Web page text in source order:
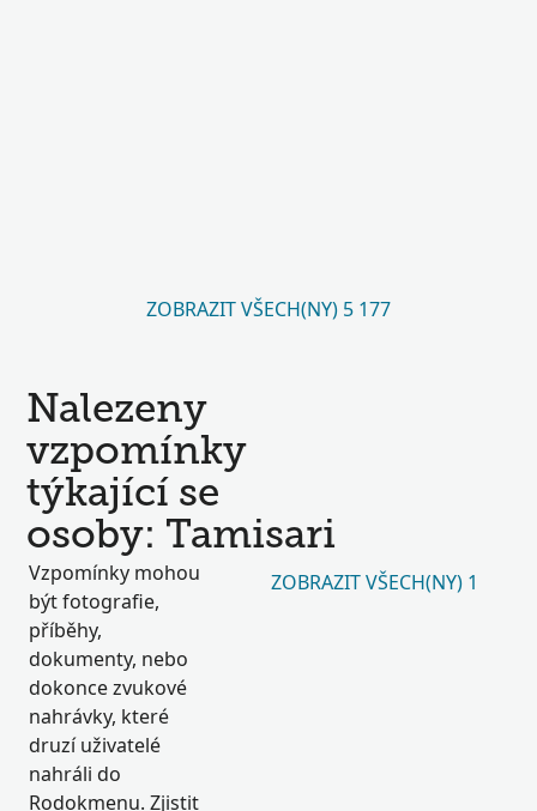
ZOBRAZIT VŠECH(NY) 5 177
Nalezeny
vzpomínky
týkající se
osoby: Tamisari
Vzpomínky mohou
být fotografie,
příběhy,
dokumenty, nebo
dokonce zvukové
nahrávky, které
druzí uživatelé
nahráli do
Rodokmenu. Zjistit
ZOBRAZIT VŠECH(NY) 1